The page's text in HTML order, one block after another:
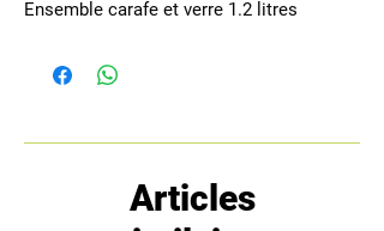
Ensemble carafe et verre 1.2 litres
Articles